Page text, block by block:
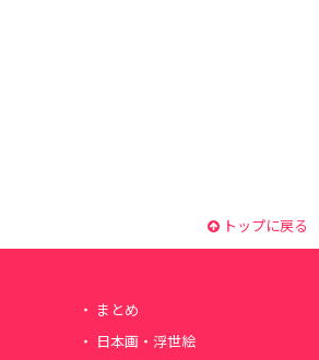
トップに戻る
まとめ
日本画・浮世絵